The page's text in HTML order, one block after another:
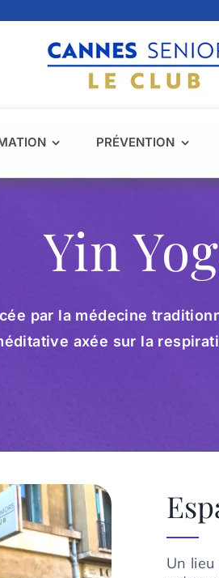
PRÉVENTION
Yin
par la médecine
axée sur la
Un